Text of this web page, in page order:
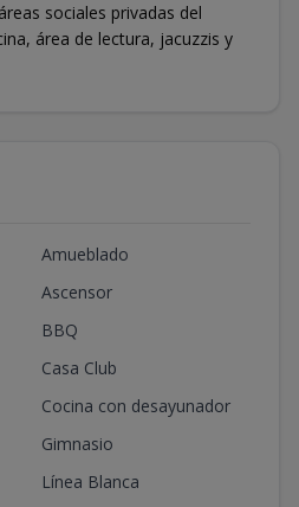
sociales privadas del
área de lectura, jacuzzis y
Amueblado
Ascensor
BBQ
Casa Club
Cocina con desayunador
Gimnasio
Línea Blanca